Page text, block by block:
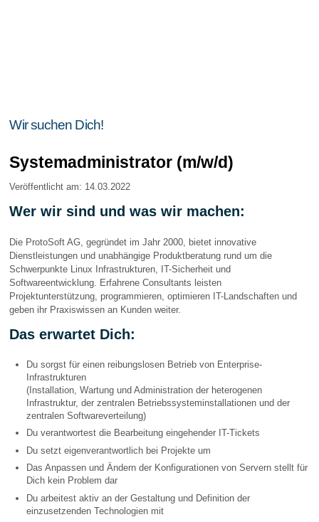
Wir suchen Dich!
Systemadministrator (m/w/d)
Veröffentlicht am: 14.03.2022
Wer wir sind und was wir machen:
Die ProtoSoft AG, gegründet im Jahr 2000, bietet innovative
Dienstleistungen und unabhängige Produktberatung rund um die
Schwerpunkte Linux Infrastrukturen, IT-Sicherheit und
Softwareentwicklung. Erfahrene Consultants leisten
Projektunterstützung, programmieren, optimieren IT-Landschaften und
geben ihr Praxiswissen an Kunden weiter.
Das erwartet Dich:
Du sorgst für einen reibungslosen Betrieb von Enterprise-
Infrastrukturen
(Installation, Wartung und Administration der heterogenen
Infrastruktur, der zentralen Betriebssysteminstallationen und der
zentralen Softwareverteilung)
Du verantwortest die Bearbeitung eingehender IT-Tickets
Du setzt eigenverantwortlich bei Projekte um
Das Anpassen und Ändern der Konfigurationen von Servern stellt für
Dich kein Problem dar
Du arbeitest aktiv an der Gestaltung und Definition der
einzusetzenden Technologien mit